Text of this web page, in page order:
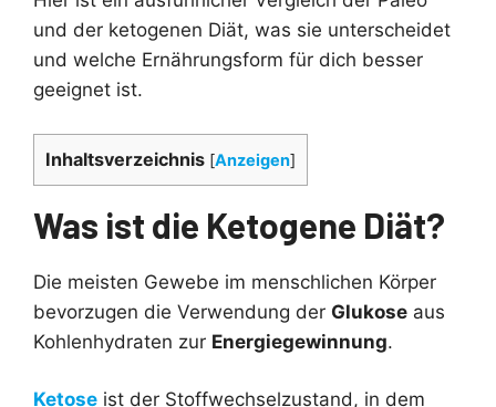
und der ketogenen Diät, was sie unterscheidet
und welche Ernährungsform für dich besser
geeignet ist.
Inhaltsverzeichnis [Anzeigen]
Was ist die Ketogene Diät?
Die meisten Gewebe im menschlichen Körper
bevorzugen die Verwendung der Glukose aus
Kohlenhydraten zur Energiegewinnung.
Ketose ist der Stoffwechselzustand, in dem